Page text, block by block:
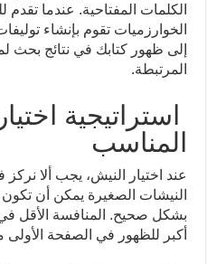
الخوارزميات تقوم بإنشاء
إلى ظهور كتابك في نتائج بحث
المرتبطة.
استراتيجية
المناسب
عند اختيار النيش، يجب ألا
النيشات الصغيرة يمكن أن تكون
بشكل صحيح. المنافسة الأقل
أكبر للظهور في الصفحة الأولى